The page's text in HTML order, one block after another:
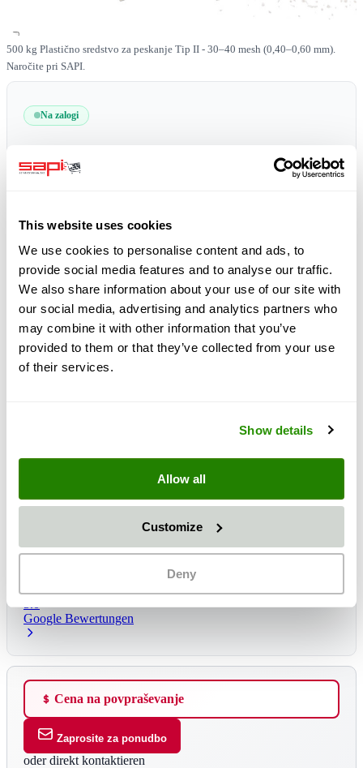
This website uses cookies
We use cookies to personalise content and ads, to
provide social media features and to analyse our traffic.
We also share information about your use of our site with
our social media, advertising and analytics partners who
may combine it with other information that you’ve
provided to them or that they’ve collected from your use
of their services.
Show details
Allow all
Customize
Deny
500 kg Plastično sredstvo za peskanje Tip II - 30–40 mesh (0,40–0,60 mm).
Naročite pri SAPI.
Na zalogi
0519-PLAST-II-30-40-500
Predvidena dostava: čet., 13 avg.*
Google Bewertungen
Cena na povpraševanje
Zaprosite za ponudbo
oder direkt kontaktieren